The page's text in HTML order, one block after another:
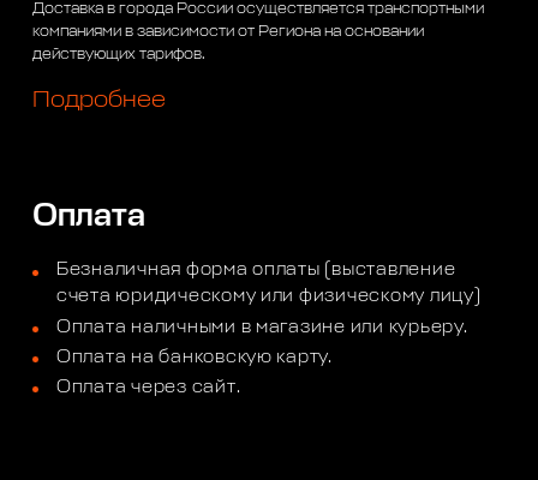
Доставка в города России осуществляется транспортными
компаниями в зависимости от Региона на основании
действующих тарифов.
Подробнее
Оплата
Безналичная форма оплаты (выставление
счета юридическому или физическому лицу)
Оплата наличными в магазине или курьеру.
Оплата на банковскую карту.
Оплата через сайт.